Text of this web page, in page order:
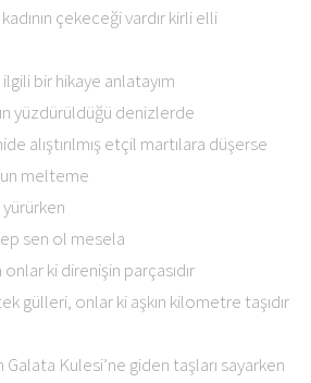
çekeceği vardır kirli elli
bir hikaye anlatayım
yüzdürüldüğü denizlerde
alıştırılmış etçil martılara düşerse
melteme
sen ol mesela
ki direnişin parçasıdır
gülleri, onlar ki aşkın kilometre taşıdır
Kulesi’ne giden taşları sayarken